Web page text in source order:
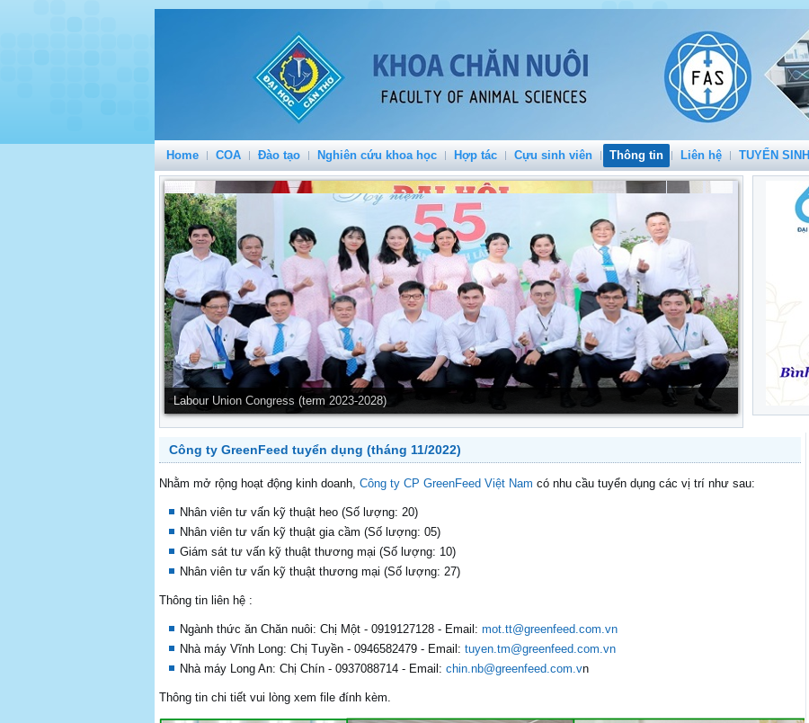
Home COA Đào tạo Nghiên cứu khoa học Hợp tác Cựu sinh viên Thông tin Liên hệ TUYỂN SINH
Labour Union Congress (term 2023-2028)
Công ty GreenFeed tuyển dụng (tháng 11/2022)
Nhằm mở rộng hoạt động kinh doanh, Công ty CP GreenFeed Việt Nam có nhu cầu tuyển dụng các vị trí như sau:
Nhân viên tư vấn kỹ thuật heo (Số lượng: 20)
Nhân viên tư vấn kỹ thuật gia cầm (Số lượng: 05)
Giám sát tư vấn kỹ thuật thương mại (Số lượng: 10)
Nhân viên tư vấn kỹ thuật thương mại (Số lượng: 27)
Thông tin liên hệ :
Ngành thức ăn Chăn nuôi: Chị Một - 0919127128 - Email: mot.tt@greenfeed.com.vn
Nhà máy Vĩnh Long: Chị Tuyền - 0946582479 - Email: tuyen.tm@greenfeed.com.vn
Nhà máy Long An: Chị Chín - 0937088714 - Email: chin.nb@greenfeed.com.vn
Thông tin chi tiết vui lòng xem file đính kèm.